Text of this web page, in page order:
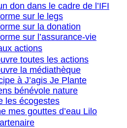
don dans le cadre de l’IFI
sur le legs
sur la donation
sur l’assurance-vie
actions
toutes les actions
la médiathèque
à J’agis Je Plante
bénévole nature
les écogestes
mes gouttes d’eau Lilo